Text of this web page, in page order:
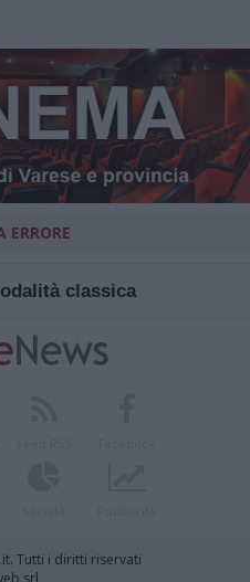
ERRORE
classica
Tutti i diritti riservati
srl